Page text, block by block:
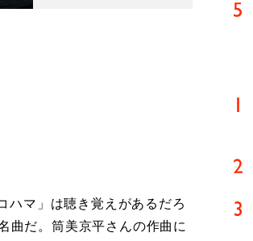
マ」は聴き覚えがあるだろ
曲だ。筒美京平さんの作曲に